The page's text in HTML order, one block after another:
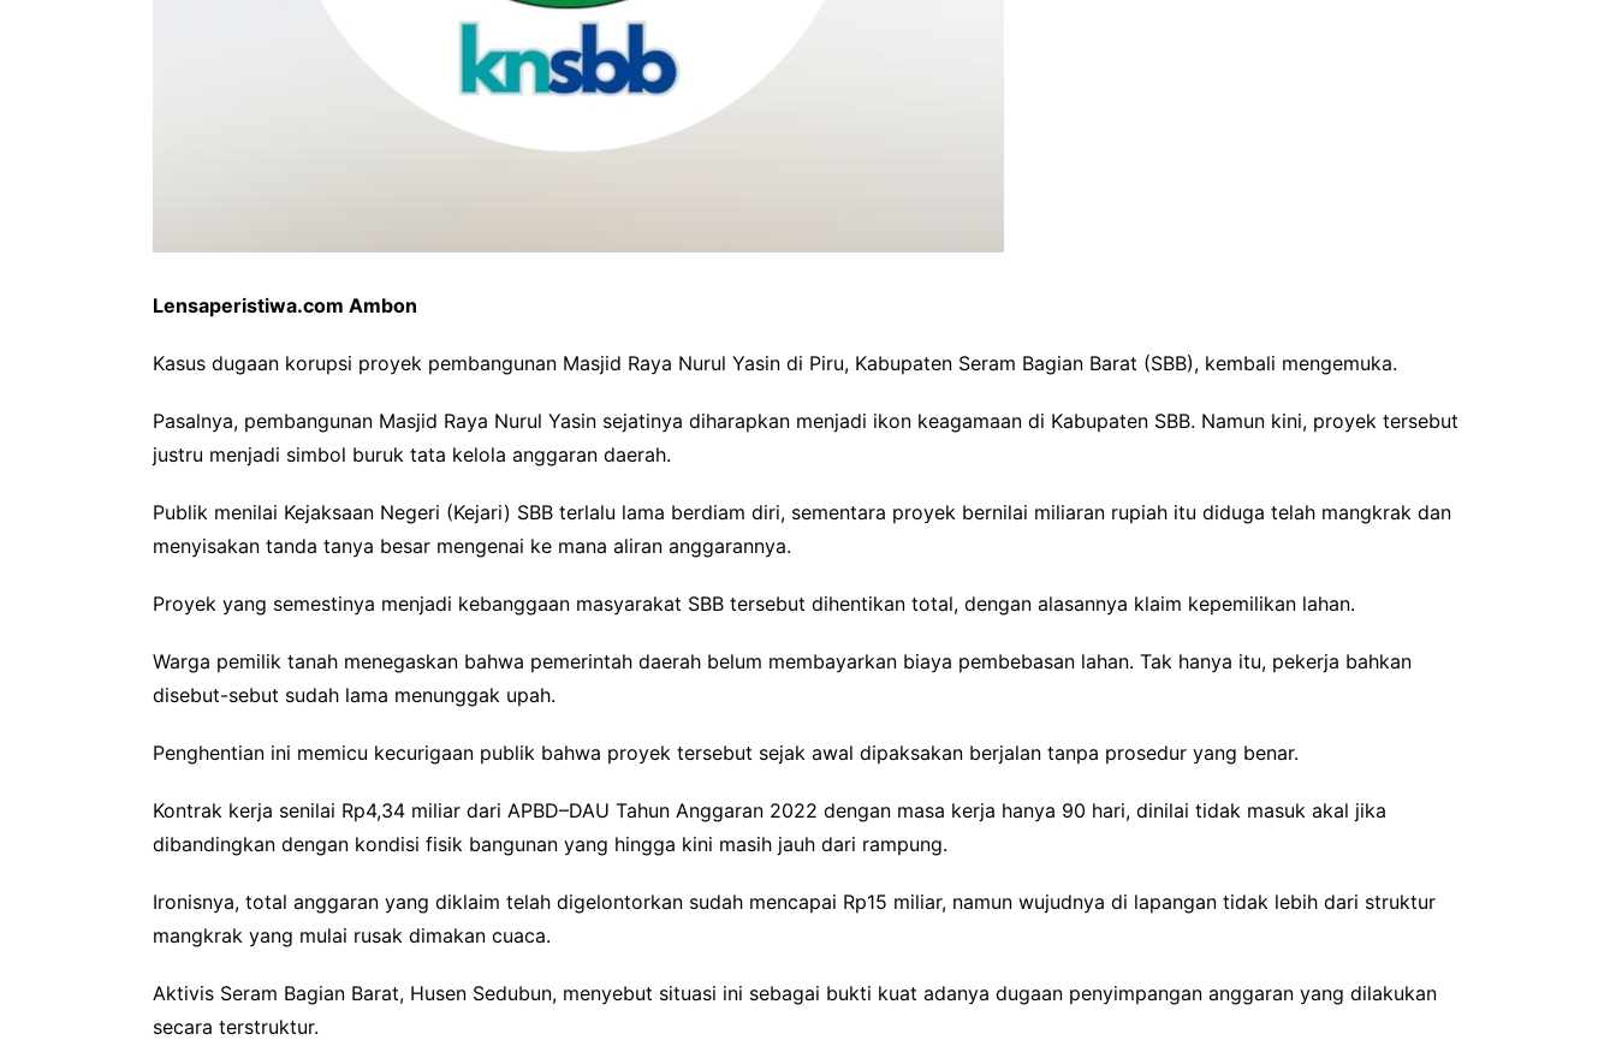
Lensaperistiwa.com Ambon
Kasus dugaan korupsi proyek pembangunan Masjid Raya Nurul Yasin di Piru, Kabupaten Seram Bagian Barat (SBB), kembali mengemuka.
Pasalnya, pembangunan Masjid Raya Nurul Yasin sejatinya diharapkan menjadi ikon keagamaan di Kabupaten SBB. Namun kini, proyek tersebut
justru menjadi simbol buruk tata kelola anggaran daerah.
Publik menilai Kejaksaan Negeri (Kejari) SBB terlalu lama berdiam diri, sementara proyek bernilai miliaran rupiah itu diduga telah mangkrak dan
menyisakan tanda tanya besar mengenai ke mana aliran anggarannya.
Proyek yang semestinya menjadi kebanggaan masyarakat SBB tersebut dihentikan total, dengan alasannya klaim kepemilikan lahan.
Warga pemilik tanah menegaskan bahwa pemerintah daerah belum membayarkan biaya pembebasan lahan. Tak hanya itu, pekerja bahkan
disebut-sebut sudah lama menunggak upah.
Penghentian ini memicu kecurigaan publik bahwa proyek tersebut sejak awal dipaksakan berjalan tanpa prosedur yang benar.
Kontrak kerja senilai Rp4,34 miliar dari APBD–DAU Tahun Anggaran 2022 dengan masa kerja hanya 90 hari, dinilai tidak masuk akal jika
dibandingkan dengan kondisi fisik bangunan yang hingga kini masih jauh dari rampung.
Ironisnya, total anggaran yang diklaim telah digelontorkan sudah mencapai Rp15 miliar, namun wujudnya di lapangan tidak lebih dari struktur
mangkrak yang mulai rusak dimakan cuaca.
Aktivis Seram Bagian Barat, Husen Sedubun, menyebut situasi ini sebagai bukti kuat adanya dugaan penyimpangan anggaran yang dilakukan
secara terstruktur.